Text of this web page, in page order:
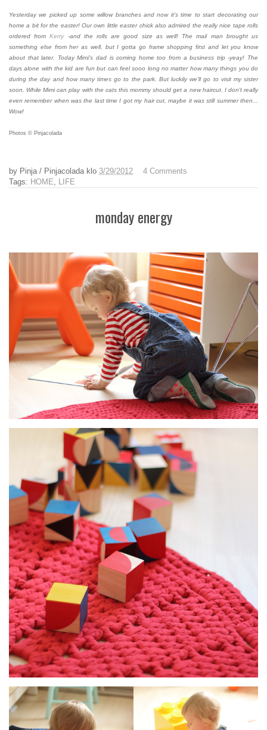
Yesterday we picked up some willow branches and now it's time to start decorating our
home a bit for the easter! Our own little easter chick also admired the really nice tape rolls
ordered fromKerry -and the rolls are good size as well! The mail man brought us
something else from her as well, but I gotta go frame shopping first and let you know
about that later. Today Mimi's dad is coming home too from a business trip -yeay! The
days alone with the kid are fun but can feel sooo long no matter how many things you do
during the day and how many times go to the park. But luckily we'll go to visit my sister
soon. While Mimi can play with the cats this mommy should get a new haircut. I don't really
even remember when was the last time I got my hair cut, maybe it was still summer then...
Wow!
Photos © Pinjacolada
by Pinja / Pinjacolada klo 3/29/2012
4 Comments
Tags: HOME LIFE
monday energy